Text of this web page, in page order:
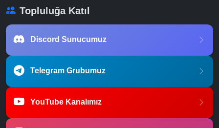
Topluluğa Katıl
Discord Sunucumuz
Telegram Grubumuz
YouTube Kanalımız